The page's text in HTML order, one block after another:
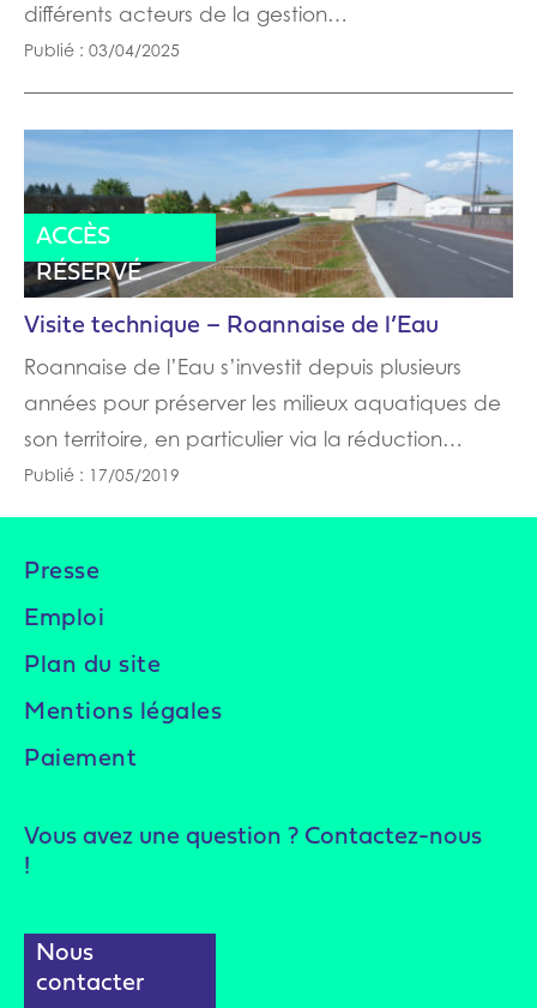
différents acteurs de la gestion…
Publié : 03/04/2025
ACTES
ACCÈS
RÉSERVÉ
Visite technique – Roannaise de l’Eau
Roannaise de l’Eau s’investit depuis plusieurs
années pour préserver les milieux aquatiques de
son territoire, en particulier via la réduction…
Publié : 17/05/2019
Presse
Emploi
Plan du site
Mentions légales
Paiement
Vous avez une question ? Contactez-nous
!
Nous
contacter